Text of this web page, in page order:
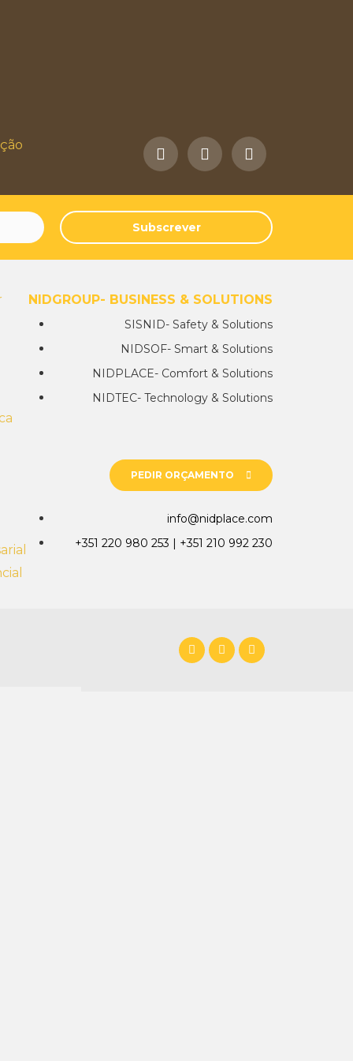
Subscrever
NIDGROUP- BUSINESS & SOLUTIONS
SISNID- Safety & Solutions
NIDSOF- Smart & Solutions
NIDPLACE- Comfort & Solutions
NIDTEC- Technology & Solutions
PEDIR ORÇAMENTO
info@nidplace.com
+351 220 980 253 | +351 210 992 230